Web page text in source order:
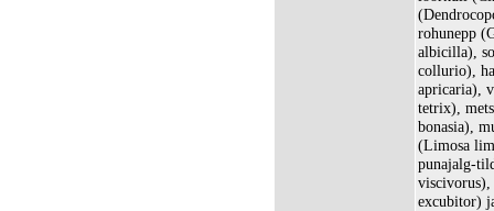
rohunepp
albicilla),
collurio),
apricaria),
tetrix),
bonasia),
(Limosa
punajalg-
excubitor)